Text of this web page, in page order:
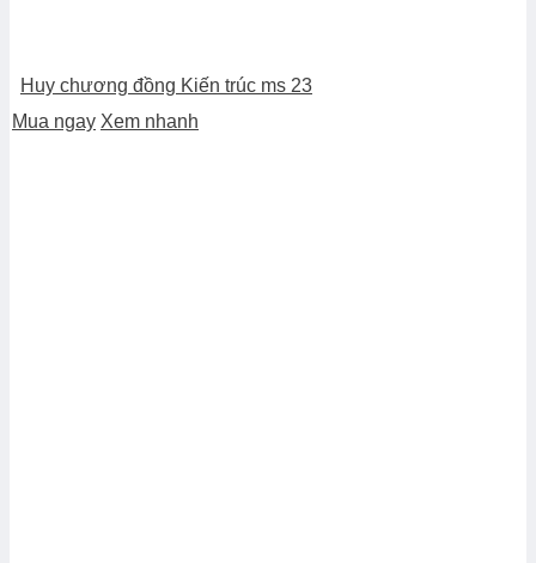
Huy chương đồng Kiến trúc ms 23
Mua ngay Xem nhanh